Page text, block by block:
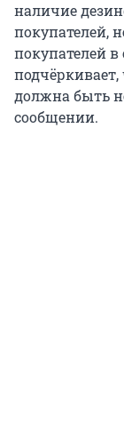
наличие
покупателей,
покупателей в
должна быть
сообщении.